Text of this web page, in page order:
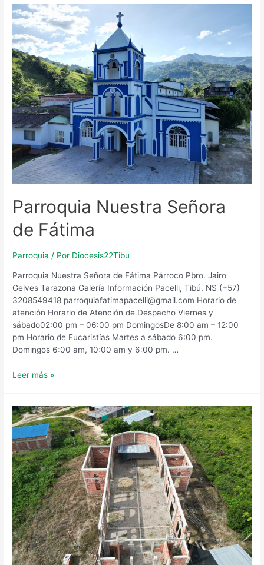
Parroquia Nuestra Señora
de Fátima
Parroquia / Por Diocesis22Tibu
Parroquia Nuestra Señora de Fátima Párroco Pbro. Jairo
Gelves Tarazona Galería Información Pacelli, Tibú, NS (+57)
3208549418 parroquiafatimapacelli@gmail.com Horario de
atención Horario de Atención de Despacho Viernes y
sábado02:00 pm – 06:00 pm DomingosDe 8:00 am – 12:00
pm Horario de Eucaristías Martes a sábado 6:00 pm.
Domingos 6:00 am, 10:00 am y 6:00 pm. …
Parroquia
de
Fátima
Leer más »